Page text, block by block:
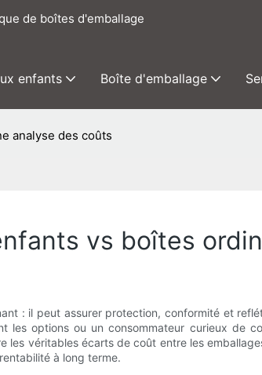
de boîtes d'emballage
enfants Boîte d'emballage
analyse des coûts
vs boîtes
: il peut assurer protection, conformité et
les options ou un consommateur curieux de
véritables écarts de coût entre les
à long terme.